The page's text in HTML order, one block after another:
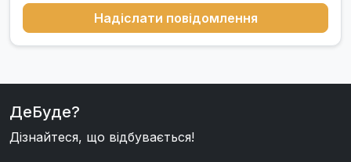
Надіслати повідомлення
ДеБуде?
Дізнайтеся, що відбувається!